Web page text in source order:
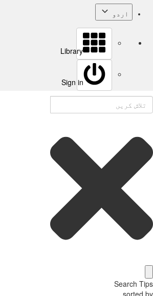
اردو
Library
Sign in
Search Tips
sorted by